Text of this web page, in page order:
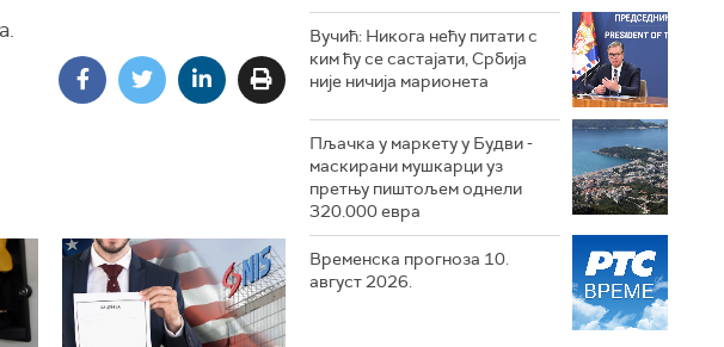
Вучић: Никога нећу питати с
ким ћу се састајати, Србија
није ничија марионета
Пљачка у маркету у Будви -
маскирани мушкарци уз
претњу пиштољем однели
320.000 евра
Временска прогноза 10.
август 2026.